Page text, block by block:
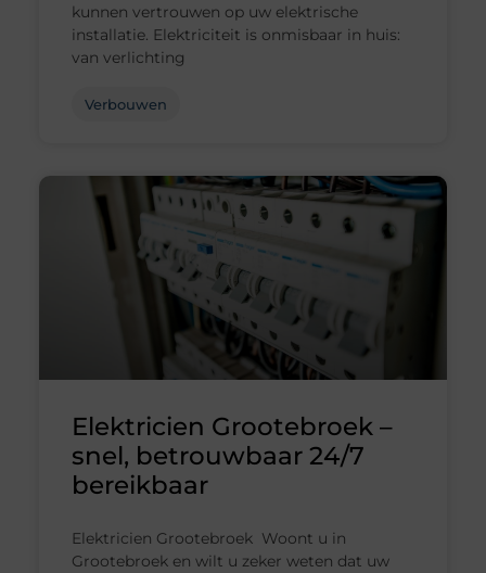
kunnen vertrouwen op uw elektrische
installatie. Elektriciteit is onmisbaar in huis:
van verlichting
Verbouwen
Elektricien Grootebroek –
snel, betrouwbaar 24/7
bereikbaar
Elektricien Grootebroek Woont u in
Grootebroek en wilt u zeker weten dat uw